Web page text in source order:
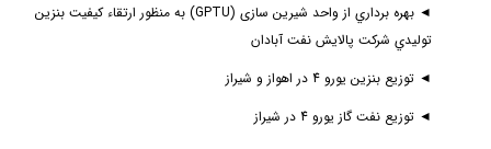
◄ بهره برداري از واحد شیرین سازی (GPTU) به منظور ارتقاء کیفیت بنزین
توليدي شركت پالايش نفت آبادان
◄ توزیع بنزین یورو 4 در اهواز و شیراز
◄ توزیع نفت گاز یورو 4 در شیراز